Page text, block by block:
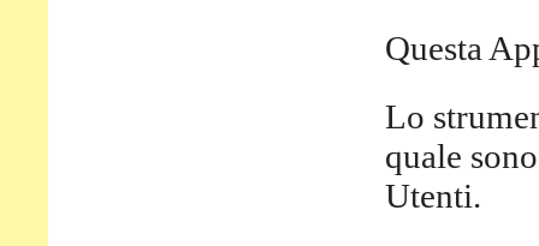
Questa
Lo
quale
Utenti.